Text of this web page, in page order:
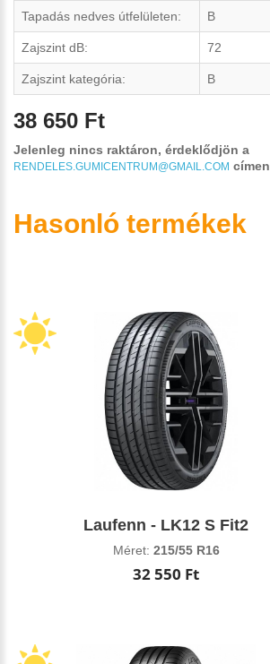
Tapadás nedves útfelületen: B
Zajszint dB: 72
Zajszint kategória: B
38 650 Ft
Jelenleg nincs raktáron, érdeklődjön a
RENDELES.GUMICENTRUM@GMAIL.COM címen
Hasonló termékek
Laufenn - LK12 S Fit2
Méret: 215/55 R16
32 550 Ft